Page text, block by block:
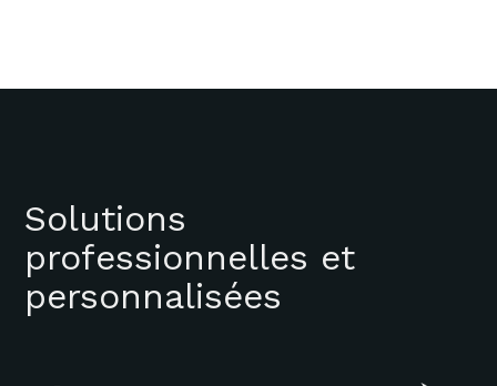
Solutions
professionnelles et
personnalisées